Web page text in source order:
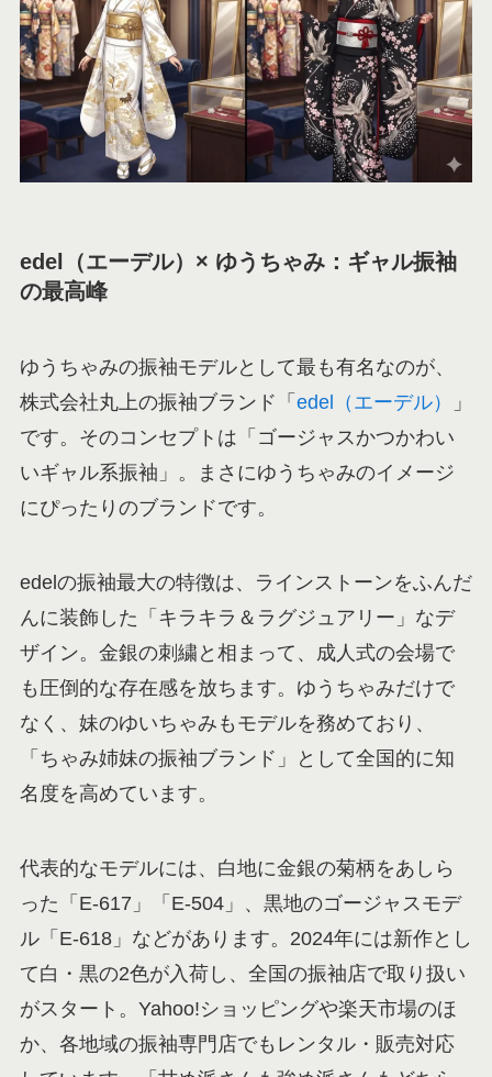
edel（エーデル）× ゆうちゃみ：ギャル振袖
の最高峰
ゆうちゃみの振袖モデルとして最も有名なのが、
株式会社丸上の振袖ブランド「 edel（エーデル）
」
です。そのコンセプトは「ゴージャスかつかわい
いギャル系振袖」。まさにゆうちゃみのイメージ
にぴったりのブランドです。
edelの振袖最大の特徴は、ラインストーンをふんだ
んに装飾した「キラキラ＆ラグジュアリー」なデ
ザイン。金銀の刺繍と相まって、成人式の会場で
も圧倒的な存在感を放ちます。ゆうちゃみだけで
なく、妹のゆいちゃみもモデルを務めており、
「ちゃみ姉妹の振袖ブランド」として全国的に知
名度を高めています。
代表的なモデルには、白地に金銀の菊柄をあしら
った「E-617」「E-504」、黒地のゴージャスモデ
ル「E-618」などがあります。2024年には新作とし
て白・黒の2色が入荷し、全国の振袖店で取り扱い
がスタート。Yahoo!ショッピングや楽天市場のほ
か、各地域の振袖専門店でもレンタル・販売対応